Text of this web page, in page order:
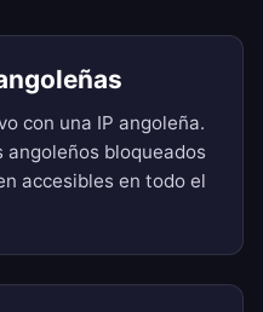
con una IP angoleña.
bloqueados
accesibles en todo el